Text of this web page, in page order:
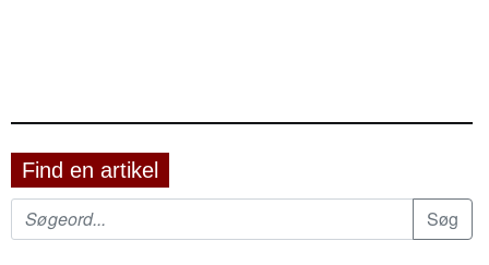
Find en artikel